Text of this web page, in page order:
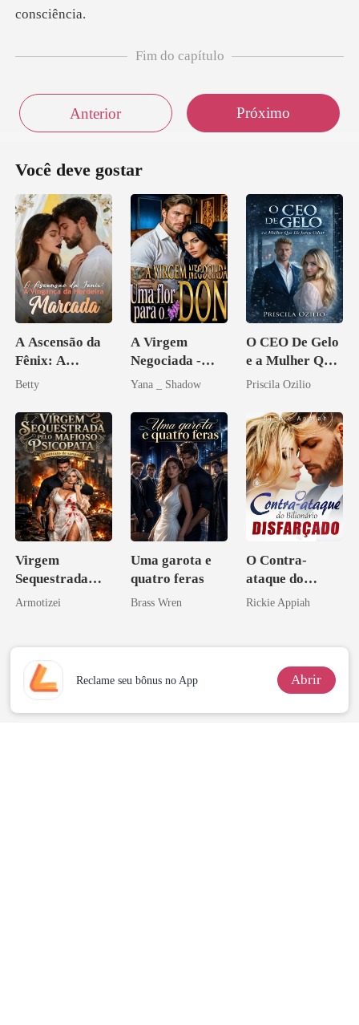
Fim do capítulo
Anterior Próximo
Você deve gostar
A Ascensão da
Fênix: A
Vingança da
Marcada
Betty
A Virgem
Negociada -
Uma flor para o
Yana _ Shadow
O CEO De Gelo
e a Mulher Que
Ele Jurou Odiar
Priscila Ozilio
Virgem
Sequestrada
pelo Mafioso
DE SANGUE
Armotizei
Uma garota e
quatro feras
Brass Wren
O Contra-
ataque do
Bilionário
Rickie Appiah
Reclame seu bônus no App Abrir